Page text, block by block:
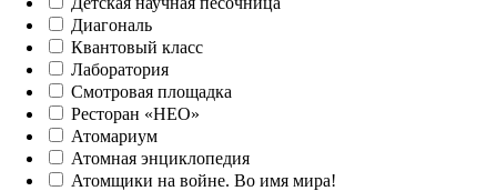
Диагональ
Квантовый класс
Лаборатория
Смотровая площадка
Ресторан «НЕО»
Атомариум
Атомная энциклопедия
Атомщики на войне. Во имя мира!